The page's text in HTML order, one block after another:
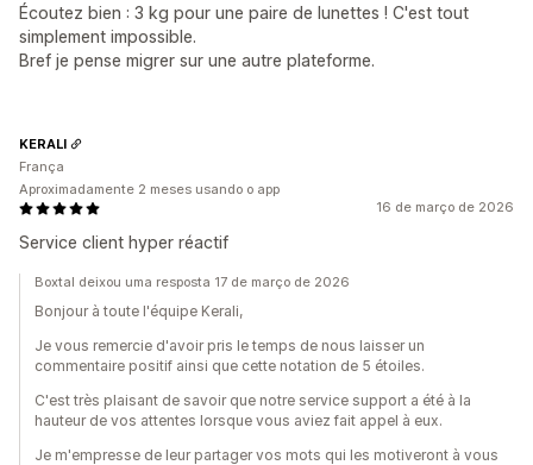
Écoutez bien : 3 kg pour une paire de lunettes ! C'est tout
simplement impossible.
Bref je pense migrer sur une autre plateforme.
16 de março de 2026
Service client hyper réactif
KERALI
França
Aproximadamente 2 meses usando o app
Boxtal deixou uma resposta 17 de março de 2026
Bonjour à toute l'équipe Kerali,
Je vous remercie d'avoir pris le temps de nous laisser un
commentaire positif ainsi que cette notation de 5 étoiles.
C'est très plaisant de savoir que notre service support a été à la
hauteur de vos attentes lorsque vous aviez fait appel à eux.
Je m'empresse de leur partager vos mots qui les motiveront à vous